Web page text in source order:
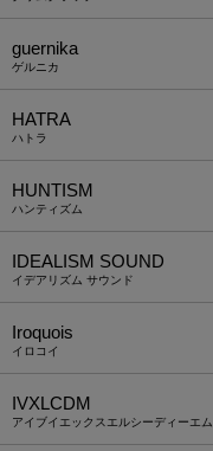
guernika
ゲルニカ
HATRA
ハトラ
HUNTISM
ハンティズム
IDEALISM SOUND
イデアリズム サウンド
Iroquois
イロコイ
IVXLCDM
アイブイエックスエルシーディーエム